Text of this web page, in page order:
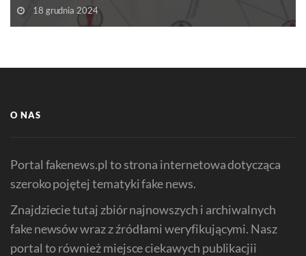
18 grudnia 2024
O NAS
Portal fakenews.pl to strona internetowa dotycząca
szeroko pojętej tematyki fake news.
Znajdziecie tutaj zbiór najnowszych i archiwalnych
fake newsów wraz z źródłami weryfikującymi. Nasz
portal to również miejsce ciekawych publikacjii